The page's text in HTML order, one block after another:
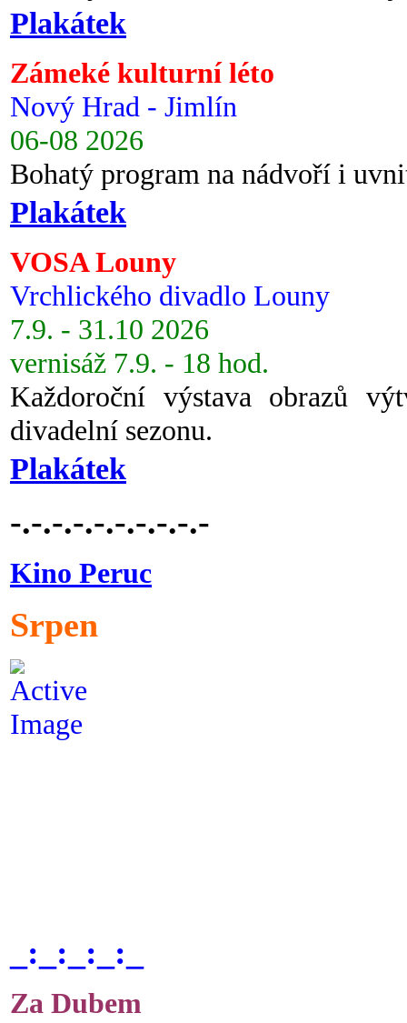
Plakátek
Zámeké kulturní léto
Nový Hrad - Jimlín
06-08 2026
Bohatý program na nádvoří i
Plakátek
VOSA Louny
Vrchlického divadlo Louny
7.9. - 31.10 2026
vernisáž 7.9. - 18 hod.
Každoroční výstava obrazů
divadelní sezonu.
Plakátek
-.-.-.-.-.-.-.-.-.-
Kino Peruc
Srpen
_:_:_:_:_
Za Dubem